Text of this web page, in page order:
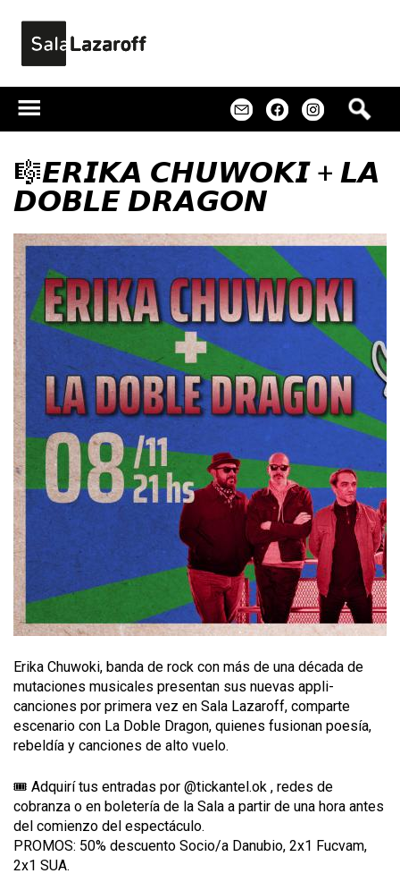
🎼𝙀𝙍𝙄𝙆𝘼 𝘾𝙃𝙐𝙒𝙊𝙆𝙄 + 𝙇𝘼
𝘿𝙊𝘽𝙇𝙀 𝘿𝙍𝘼𝙂𝙊𝙉
Erika Chuwoki, banda de rock con más de una década de
mutaciones musicales presentan sus nuevas appli-
canciones por primera vez en Sala Lazaroff, comparte
escenario con La Doble Dragon, quienes fusionan poesía,
rebeldía y canciones de alto vuelo.
🎟️ Adquirí tus entradas por @tickantel.ok , redes de
cobranza o en boletería de la Sala a partir de una hora antes
del comienzo del espectáculo.
PROMOS: 50% descuento Socio/a Danubio, 2x1 Fucvam,
2x1 SUA.
s
a